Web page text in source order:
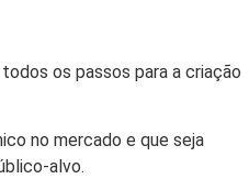
os passos para a criação
no mercado e que seja
alvo.